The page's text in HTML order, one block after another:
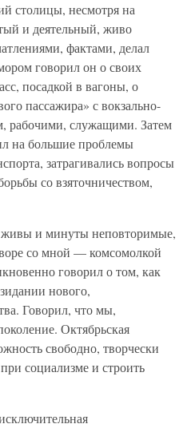
столицы, несмотря на
и деятельный, живо
фактами, делал
говорил он о своих
посадкой в вагоны, о
пассажира» с вокзально-
рабочими, служащими. Затем
на большие проблемы
затрагивались вопросы
со взяточничеством,
живы и минуты неповторимые,
со мной — комсомолкой
говорил о том, как
нового,
Говорил, что мы,
Октябрьская
свободно, творчески
социализме и строить